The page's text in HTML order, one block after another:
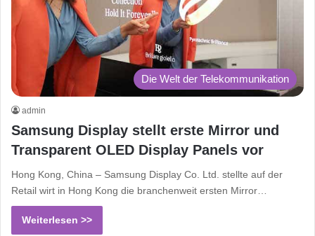
Die Welt der Telekommunikation
admin
Samsung Display stellt erste Mirror und
Transparent OLED Display Panels vor
Hong Kong, China – Samsung Display Co. Ltd. stellte auf der
Retail wirt in Hong Kong die branchenweit ersten Mirror…
Weiterlesen >>